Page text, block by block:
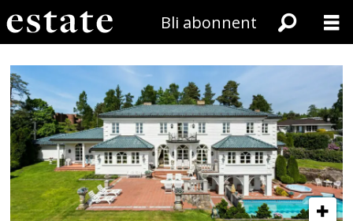
Bli abonnent
Tag:
bryn_eiendom